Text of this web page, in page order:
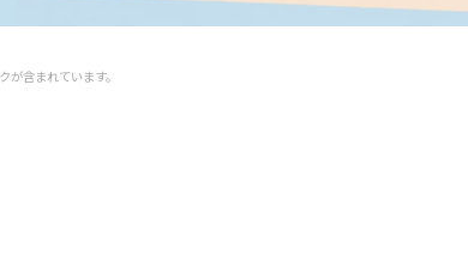
含まれています。